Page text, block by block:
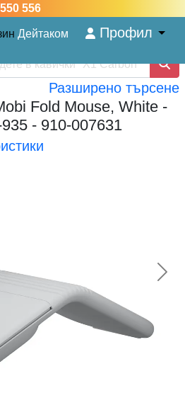
556
Дейтаком Профил
Разширено търсене
Fold Mouse, White -
- 910-007631